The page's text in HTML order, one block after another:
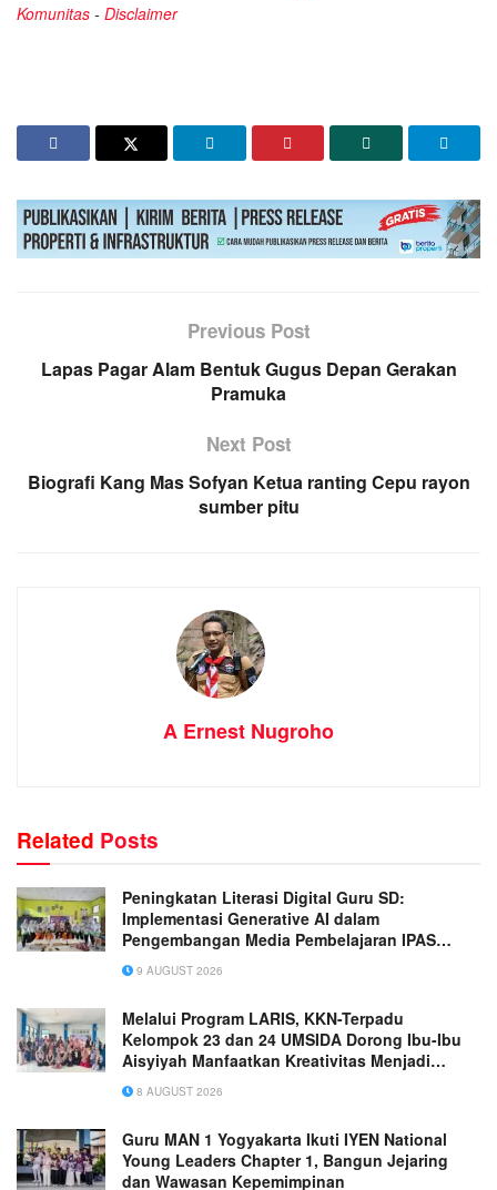
Komunitas - Disclaimer
Previous Post
Lapas Pagar Alam Bentuk Gugus Depan Gerakan
Pramuka
Next Post
Biografi Kang Mas Sofyan Ketua ranting Cepu rayon
sumber pitu
A Ernest Nugroho
Related Posts
Peningkatan Literasi Digital Guru SD:
Implementasi Generative AI dalam
Pengembangan Media Pembelajaran IPAS
Terpadu yang Inovatif
9 AUGUST 2026
Melalui Program LARIS, KKN-Terpadu
Kelompok 23 dan 24 UMSIDA Dorong Ibu-Ibu
Aisyiyah Manfaatkan Kreativitas Menjadi
Peluang Usaha
8 AUGUST 2026
Guru MAN 1 Yogyakarta Ikuti IYEN National
Young Leaders Chapter 1, Bangun Jejaring
dan Wawasan Kepemimpinan